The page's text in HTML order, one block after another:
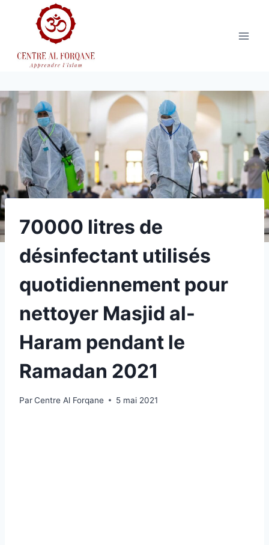
70000 litres de
désinfectant utilisés
quotidiennement pour
nettoyer Masjid al-
Haram pendant le
Ramadan 2021
ParCentre Al Forqane 5 mai 2021